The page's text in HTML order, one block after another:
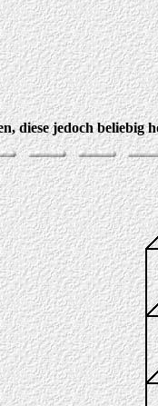
diese jedoch beliebig